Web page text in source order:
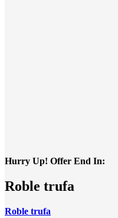
Hurry Up! Offer End In:
Roble trufa
Roble trufa